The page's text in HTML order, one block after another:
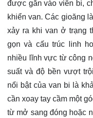
được gắn vào viên bi,
khiển van. Các gioăng
xảy ra khi van ở trạng
gọn và cấu trúc linh
nhiều lĩnh vực từ công
suất và độ bền vượt
nổi bật của van bi là
cần xoay tay cầm một
từ mở sang đóng hoặc